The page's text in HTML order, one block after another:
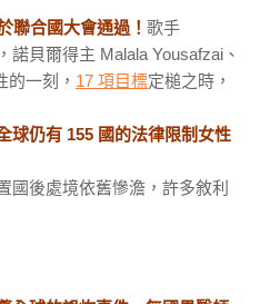
聯合國大會通過！ 歌手
，諾貝爾得主 Malala Yousafzai 、
的一刻， 17 項目標定槌之時，
球仍有 155 國的法律限制女性
國後處境依舊慘澹，許多敘利